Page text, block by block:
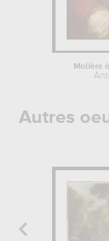
Molière
Autres